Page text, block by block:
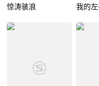
惊涛骇浪 我的